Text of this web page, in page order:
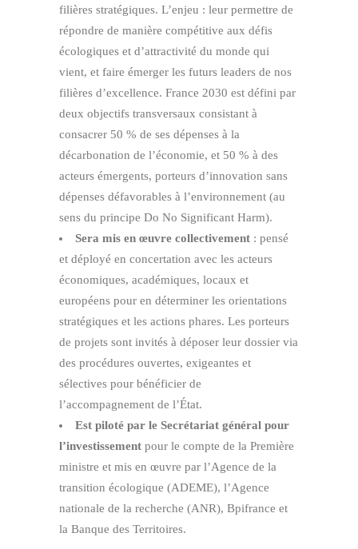
filières stratégiques. L’enjeu : leur permettre de
répondre de manière compétitive aux défis
écologiques et d’attractivité du monde qui
vient, et faire émerger les futurs leaders de nos
filières d’excellence. France 2030 est défini par
deux objectifs transversaux consistant à
consacrer 50 % de ses dépenses à la
décarbonation de l’économie, et 50 % à des
acteurs émergents, porteurs d’innovation sans
dépenses défavorables à l’environnement (au
sens du principe Do No Significant Harm).
Sera mis en œuvre collectivement : pensé
et déployé en concertation avec les acteurs
économiques, académiques, locaux et
européens pour en déterminer les orientations
stratégiques et les actions phares. Les porteurs
de projets sont invités à déposer leur dossier via
des procédures ouvertes, exigeantes et
sélectives pour bénéficier de
l’accompagnement de l’État.
Est piloté par le Secrétariat général pour
l’investissement pour le compte de la Première
ministre et mis en œuvre par l’Agence de la
transition écologique (ADEME), l’Agence
nationale de la recherche (ANR), Bpifrance et
la Banque des Territoires.